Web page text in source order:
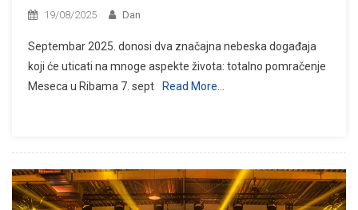
19/08/2025 Dan
Septembar 2025. donosi dva značajna nebeska događaja
koji će uticati na mnoge aspekte života: totalno pomračenje
Meseca u Ribama 7. sept
Read More…